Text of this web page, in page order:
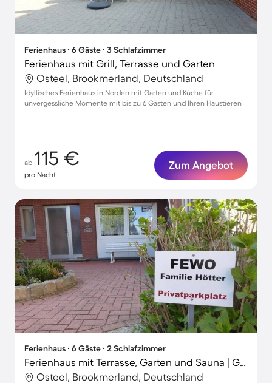
Ferienhaus ∙ 6 Gäste ∙ 3 Schlafzimmer
Ferienhaus mit Grill, Terrasse und Garten
Osteel, Brookmerland, Deutschland
Idyllisches Ferienhaus in Norden mit Garten und Küche für
unvergessliche Momente mit bis zu 6 Gästen und Ihren Haustieren
ab 115 €
pro Nacht
Zum Angebot
Ferienhaus ∙ 6 Gäste ∙ 2 Schlafzimmer
Ferienhaus mit Terrasse, Garten und Sauna | Gartenblick
Osteel, Brookmerland, Deutschland